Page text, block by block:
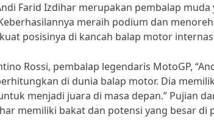
Farid Izdihar merupakan pembalap
meraih podium dan
posisinya di kancah balap motor
Rossi, pembalap legendaris MotoGP,
di dunia balap motor. Dia
menjadi juara di masa depan.” Pujian
memiliki bakat dan potensi yang besar di